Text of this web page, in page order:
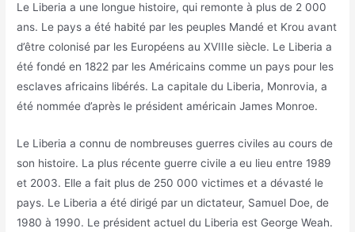
Le Liberia a une longue histoire, qui remonte à plus de 2 000
ans. Le pays a été habité par les peuples Mandé et Krou avant
d’être colonisé par les Européens au XVIIIe siècle. Le Liberia a
été fondé en 1822 par les Américains comme un pays pour les
esclaves africains libérés. La capitale du Liberia, Monrovia, a
été nommée d’après le président américain James Monroe.
Le Liberia a connu de nombreuses guerres civiles au cours de
son histoire. La plus récente guerre civile a eu lieu entre 1989
et 2003. Elle a fait plus de 250 000 victimes et a dévasté le
pays. Le Liberia a été dirigé par un dictateur, Samuel Doe, de
1980 à 1990. Le président actuel du Liberia est George Weah.